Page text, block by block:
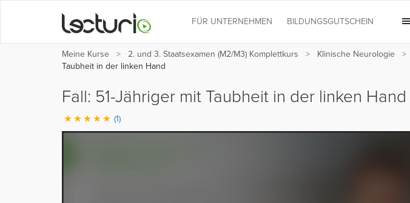
FÜR UNTERNEHMEN BILDUNGSGUTSCHEIN
Meine Kurse 2. und 3. Staatsexamen (M2/M3) Komplettkurs Klinische Neurologie
Taubheit in der linken Hand
Fall: 51-Jähriger mit Taubheit in der linken Hand
(1)